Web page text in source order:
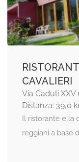
CAVALIERI
Via Caduti
Distanza: 39,0
Il ristorante e la
reggiani a base